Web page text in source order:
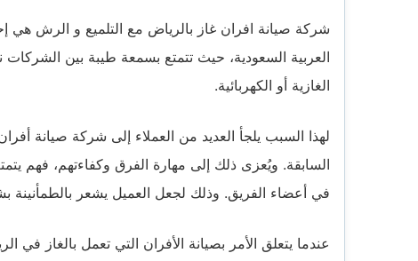
شركة صيانة افران غاز بالرياض مع التلميع و الرش
العربية السعودية، حيث تتمتع بسمعة طيبة بين الشركات
الغازية أو الكهربائية.
لهذا السبب يلجأ العديد من العملاء إلى شركة صيانة
السابقة. ويُعزى ذلك إلى مهارة الفرق وكفاءتهم، فهم
في أعضاء الفريق. وذلك لجعل العميل يشعر بالطمأنينة
عندما يتعلق الأمر بصيانة الأفران التي تعمل بالغاز